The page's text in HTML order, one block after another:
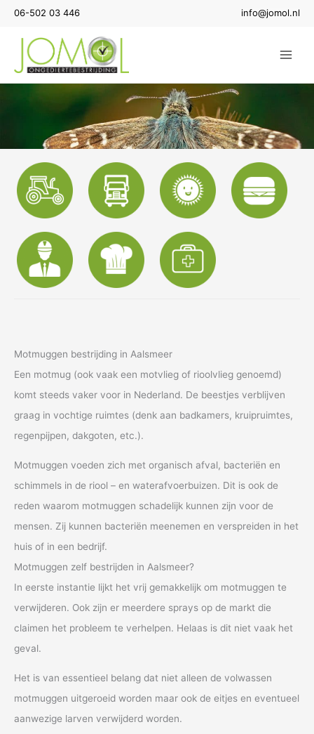
inhoud
06-502 03 446 info@jomol.nl
Motmuggen bestrijding in Aalsmeer
Een motmug (ook vaak een motvlieg of rioolvlieg genoemd)
komt steeds vaker voor in Nederland. De beestjes verblijven
graag in vochtige ruimtes (denk aan badkamers, kruipruimtes,
regenpijpen, dakgoten, etc.).
Motmuggen voeden zich met organisch afval, bacteriën en
schimmels in de riool – en waterafvoerbuizen. Dit is ook de
reden waarom motmuggen schadelijk kunnen zijn voor de
mensen. Zij kunnen bacteriën meenemen en verspreiden in het
huis of in een bedrijf.
Motmuggen zelf bestrijden in Aalsmeer?
In eerste instantie lijkt het vrij gemakkelijk om motmuggen te
verwijderen. Ook zijn er meerdere sprays op de markt die
claimen het probleem te verhelpen. Helaas is dit niet vaak het
geval.
Het is van essentieel belang dat niet alleen de volwassen
motmuggen uitgeroeid worden maar ook de eitjes en eventueel
aanwezige larven verwijderd worden.